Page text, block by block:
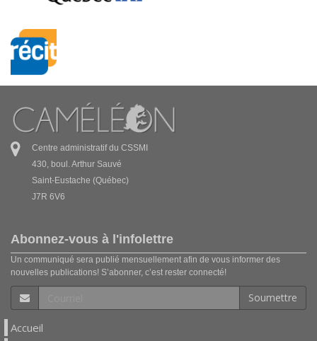
Centre administratif du CSSMI
430, boul. Arthur Sauvé
Saint-Eustache (Québec)
J7R 6V6
Abonnez-vous à l'infolettre
Un communiqué sera publié mensuellement afin de vous informer des
nouvelles publications! S’abonner, c’est rester connecté!
Soumettre
Accueil